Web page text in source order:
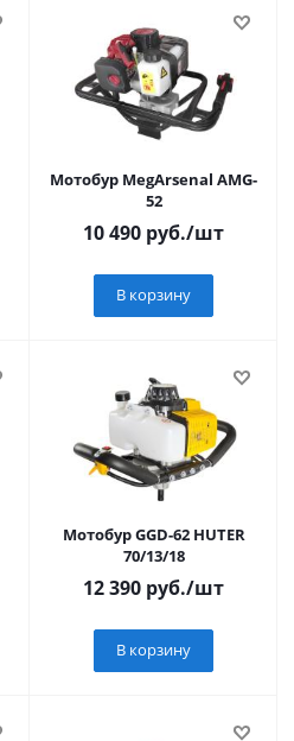
Мотобур MegArsenal AMG-
52
10 490 руб./шт
В корзину
Мотобур GGD-62 HUTER
70/13/18
12 390 руб./шт
В корзину